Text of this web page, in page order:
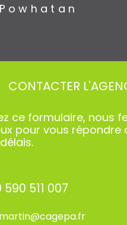
Powhatan
CONTACTER
ce formulaire, nous
pour vous répondre
511 007